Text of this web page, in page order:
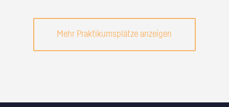
Mehr Praktikumsplätze anzeigen